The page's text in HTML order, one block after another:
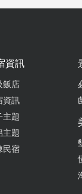
的古早味！ 來到
冰上淋了香濃的
煮得恰到好處，
嚼勁，搭配碎冰
於死甜，是很有水
資訊
飯店
資訊
主題
主題
民宿